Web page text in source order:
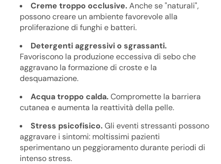
Creme troppo occlusive.Anche se "naturali",
possono creare un ambiente favorevole alla
proliferazione di funghi e batteri.
Detergenti aggressivi o sgrassanti.
Favoriscono la produzione eccessiva di sebo che
aggravano la formazione di croste e la
desquamazione.
Acqua troppo calda.Compromette la barriera
cutanea e aumenta la reattività della pelle.
Stress psicofisico.Gli eventi stressanti possono
aggravare i sintomi: moltissimi pazienti
sperimentano un peggioramento durante periodi di
intenso stress.